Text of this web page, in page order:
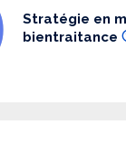
Stratégie en
bientraitance